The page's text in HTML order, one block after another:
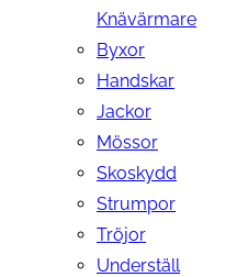
Knävärmare
Byxor
Handskar
Jackor
Mössor
Skoskydd
Strumpor
Tröjor
Underställ